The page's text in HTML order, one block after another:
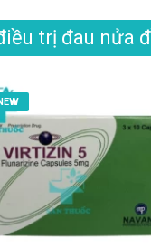
trị đau nửa